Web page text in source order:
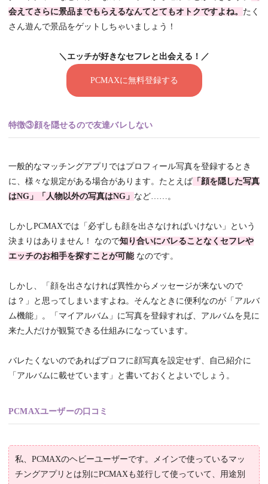
会えてさらに景品までもらえるなんてとてもオトクですよね。 たく
さん遊んで景品をゲットしちゃいましょう！
＼エッチが好きなセフレと出会える！／
PCMAXに無料登録する
特徴③顔を隠せるので友達バレしない
一般的なマッチングアプリではプロフィール写真を登録するとき
に、様々な規定がある場合があります。たとえば 「顔を隠した写真
はNG」「人物以外の写真はNG」 など……。
しかしPCMAXでは「必ずしも顔を出さなければいけない」という
決まりはありません！ なので知り合いにバレることなくセフレや
エッチのお相手を探すことが可能なのです。
しかし、「顔を出さなければ異性からメッセージが来ないので
は？」と思ってしまいますよね。そんなときに便利なのが「アルバ
ム機能」。「マイアルバム」に写真を登録すれば、アルバムを見に
来た人だけが観覧できる仕組みになっています。
バレたくないのであればプロフに顔写真を設定せず、自己紹介に
「アルバムに載せています」と書いておくとよいでしょう。
PCMAXユーザーの口コミ
私、PCMAXのヘビーユーザーです。メインで使っているマッ
チングアプリとは別にPCMAXも並行して使っていて、用途別